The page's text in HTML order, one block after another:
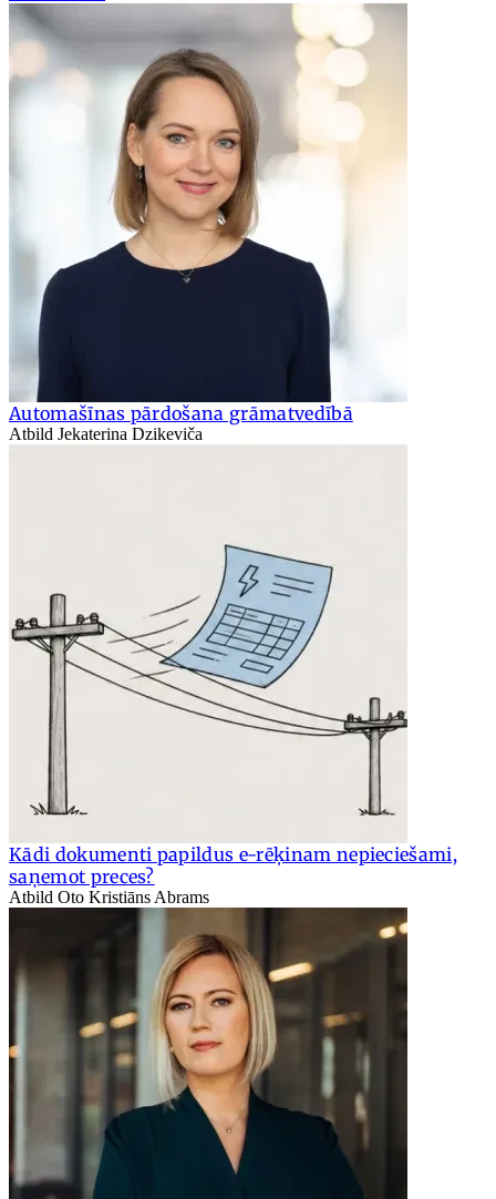
Automašīnas pārdošana grāmatvedībā
Atbild Jekaterina Dzikeviča
Kādi dokumenti papildus e-rēķinam nepieciešami,
saņemot preces?
Atbild Oto Kristiāns Abrams